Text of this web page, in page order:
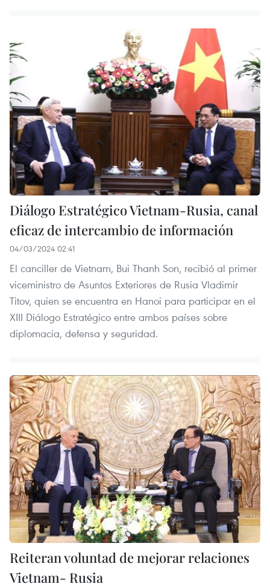
Diálogo Estratégico Vietnam-Rusia, canal
eficaz de intercambio de información
04/03/2024 02:41
El canciller de Vietnam, Bui Thanh Son, recibió al primer
viceministro de Asuntos Exteriores de Rusia Vladimir
Titov, quien se encuentra en Hanoi para participar en el
XIII Diálogo Estratégico entre ambos países sobre
diplomacia, defensa y seguridad.
Reiteran voluntad de mejorar relaciones
Vietnam- Rusia